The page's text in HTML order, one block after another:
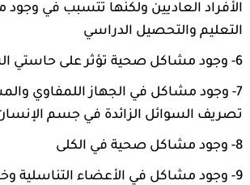
الأفراد العاديين ولكنها تتسبب في
التعليم والتحصيل الدراسي
6- وجود مشاكل صحية تؤثر على حاستي السمع والبصر
7- وجود مشاكل في الجهاز اللمفاوي
تصريف السوائل الزائدة في جسم
8- وجود مشاكل صحية في الكلى
9- وجود مشاكل في الأعضاء التناسلية وخاصة الرجال